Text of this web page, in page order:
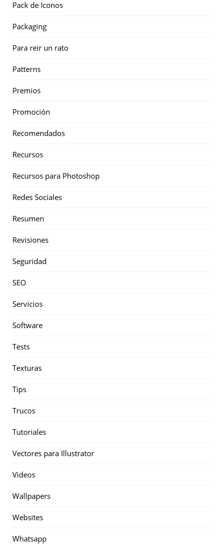
Pack de Iconos
Packaging
Para reir un rato
Patterns
Premios
Promoción
Recomendados
Recursos
Recursos para Photoshop
Redes Sociales
Resumen
Revisiones
Seguridad
SEO
Servicios
Software
Tests
Texturas
Tips
Trucos
Tutoriales
Vectores para Illustrator
Videos
Wallpapers
Websites
Whatsapp